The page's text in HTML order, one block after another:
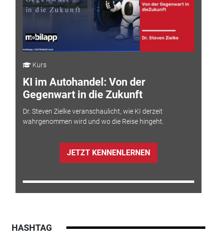
Kurs
KI im Autohandel: Von der
Gegenwart in die Zukunft
Dr. Steven Zielke veranschaulicht, wie KI derzeit
wahrgenommen wird und wo die Reise hingeht.
JETZT KENNENLERNEN
HASHTAG